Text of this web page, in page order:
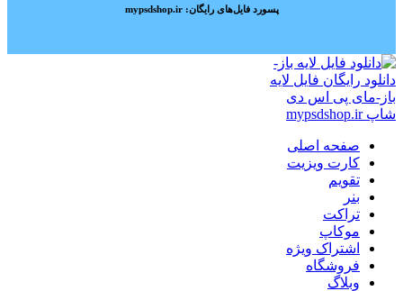
پسورد فایل‌های رایگان: mypsdshop.ir
صفحه اصلی
کارت ویزیت
تقویم
بنر
تراکت
موکاپ
اشتراک ویژه
فروشگاه
وبلاگ